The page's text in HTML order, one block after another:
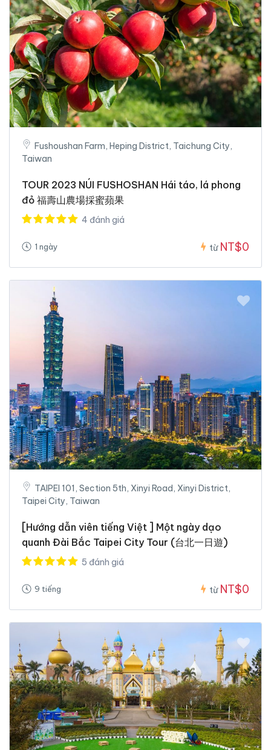
Fushoushan Farm, Heping District, Taichung City,
Taiwan
TOUR 2023 NÚI FUSHOSHAN Hái táo, lá phong
đỏ 福壽山農場採蜜蘋果
4 đánh giá
1 ngày từNT$0
TAIPEI 101, Section 5th, Xinyi Road, Xinyi District,
Taipei City, Taiwan
[Hướng dẫn viên tiếng Việt ] Một ngày dạo
quanh Đài Bắc Taipei City Tour (台北一日遊)
5 đánh giá
9 tiếng từNT$0